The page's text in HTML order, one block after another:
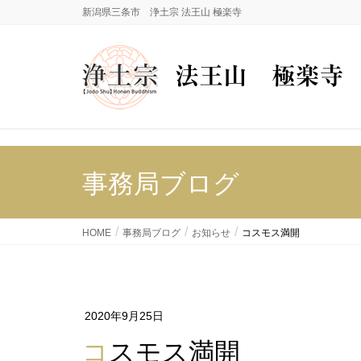
新潟県三条市 浄土宗 法王山 極楽寺
事務局ブログ
HOME 事務局ブログ お知らせ コスモス満開
2020年9月25日
コスモス満開